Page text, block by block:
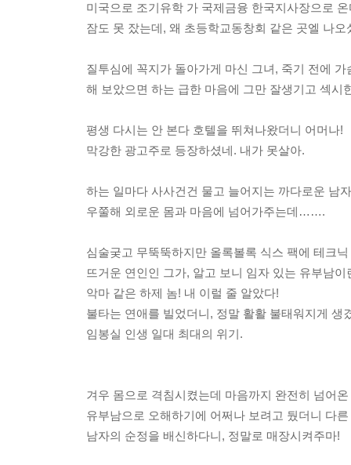
미국으로 조기유학 가 국제금융 한국지사장으로
잠도 못 잤는데, 왜 초등학교동창회 같은 곳엘 나
질투심에 꼭지가 돌아가게 마신 그녀, 죽기 전에
해 보았으면 하는 급한 마음에 그만 잘생기고 섹시
평생 다시는 안 본다 호텔을 뛰쳐나왔더니 어머나!
막강한 광고주로 등장하셨네. 내가 못살아.
하는 일마다 사사건건 물고 늘어지는 까다로운 남
우쭐해 외로운 몸과 마음에 넘어가주는데…….
심술궂고 무뚝뚝하지만 올록볼록 식스 팩에 테크
뜨거운 연인인 그가, 알고 보니 임자 있는 유부남이
악마 같은 하제 놈! 내 이럴 줄 알았다!
불타는 연애를 빌었더니, 정말 활활 불태워지게 생
임봉실 인생 일대 최대의 위기.
겨우 몸으로 격침시켰는데 마음까지 완전히 넘어
유부남으로 오해하기에 어쩌나 보려고 뒀더니 다
남자의 순정을 배신하다니, 정말로 매장시켜주마!